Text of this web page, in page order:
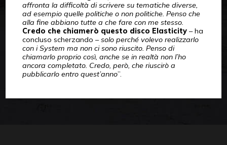
affronta la difficoltà di scrivere su tematiche diverse,
ad esempio quelle politiche o non politiche. Penso che
alla fine abbiano tutte a che fare con me stesso.
Credo che chiamerò questo disco Elasticity– ha
concluso scherzando –solo perché volevo realizzarlo
con i System ma non ci sono riuscito. Penso di
chiamarlo proprio così, anche se in realtà non l’ho
ancora completato. Credo, però, che riuscirò a
pubblicarlo entro quest’anno”.